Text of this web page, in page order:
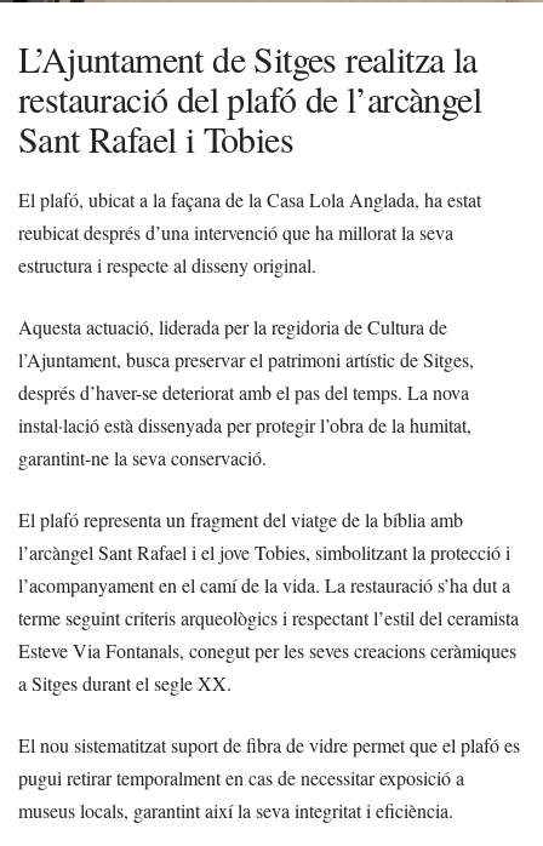
L’Ajuntament de Sitges realitza la
restauració del plafó de l’arcàngel
Sant Rafael i Tobies
El plafó, ubicat a la façana de la Casa Lola Anglada, ha estat
reubicat després d’una intervenció que ha millorat la seva
estructura i respecte al disseny original.
Aquesta actuació, liderada per la regidoria de Cultura de
l’Ajuntament, busca preservar el patrimoni artístic de Sitges,
després d’haver-se deteriorat amb el pas del temps. La nova
instal·lació està dissenyada per protegir l’obra de la humitat,
garantint-ne la seva conservació.
El plafó representa un fragment del viatge de la bíblia amb
l’arcàngel Sant Rafael i el jove Tobies, simbolitzant la protecció i
l’acompanyament en el camí de la vida. La restauració s’ha dut a
terme seguint criteris arqueològics i respectant l’estil del ceramista
Esteve Via Fontanals, conegut per les seves creacions ceràmiques
a Sitges durant el segle XX.
El nou sistematitzat suport de fibra de vidre permet que el plafó es
pugui retirar temporalment en cas de necessitar exposició a
museus locals, garantint així la seva integritat i eficiència.